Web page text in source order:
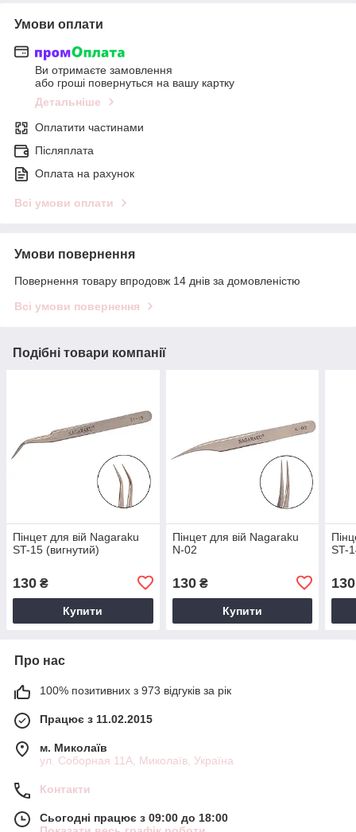
Умови оплати
Ви отримаєте замовлення
або гроші повернуться на вашу картку
Детальніше
Оплатити частинами
Післяплата
Оплата на рахунок
Всі умови оплати
Умови повернення
Повернення товару впродовж 14 днів за домовленістю
Всі умови повернення
Подібні товари компанії
Пінцет для вій Nagaraku
ST-15 (вигнутий)
130 ₴
Купити
Пінцет для вій Nagaraku
N-02
130₴
Купити
ST-
130
Про нас
100% позитивних з 973 відгуків за рік
Працює з 11.02.2015
м. Миколаїв
ул. Соборная 11А, Миколаїв, Україна
Контакти
Сьогодні працює з 09:00 до 18:00